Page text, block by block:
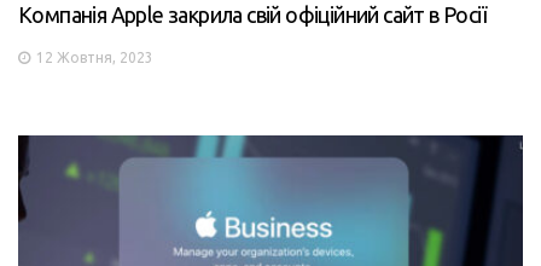
Компанія Apple закрила свій офіційний сайт в Росії
12 Жовтня, 2023